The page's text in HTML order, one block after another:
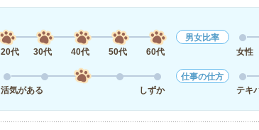
20代
30代 40代 50代 60代
男女比率
女性
活気がある
しずか
仕事の仕方
テキ